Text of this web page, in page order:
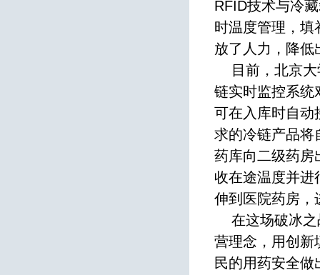
RFID技术与冷
时温度管理，填
放了人力，降低
目前，北京大
链实时监控系统
可在入库时自动
求的冷链产品将
药库向二级药房
收在途温度并进
伸到医院药房，
在这场破冰之
营理念，用创新
民的用药安全